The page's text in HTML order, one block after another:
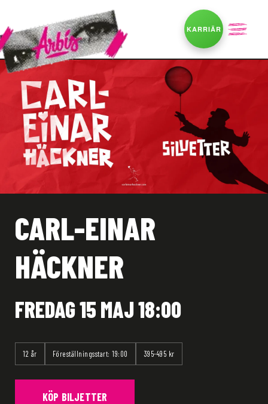
CARL-EINAR
HÄCKNER
FREDAG 15 MAJ 18:00
12 år Föreställningsstart: 19:00 395-495 kr
KÖP BILJETTER
KARRIÄR